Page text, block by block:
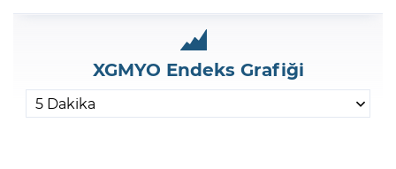
XGMYO Endeks Grafiği